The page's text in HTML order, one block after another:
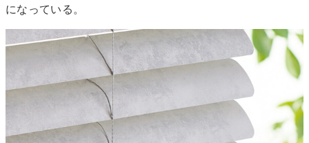
になっている。